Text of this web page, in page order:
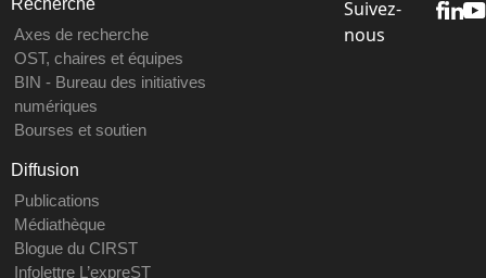
Recherche
Axes de recherche
OST, chaires et équipes
BIN - Bureau des initiatives
numériques
Bourses et soutien
Diffusion
Publications
Médiathèque
Blogue du CIRST
Infolettre L’expreST
Suivez-
nous